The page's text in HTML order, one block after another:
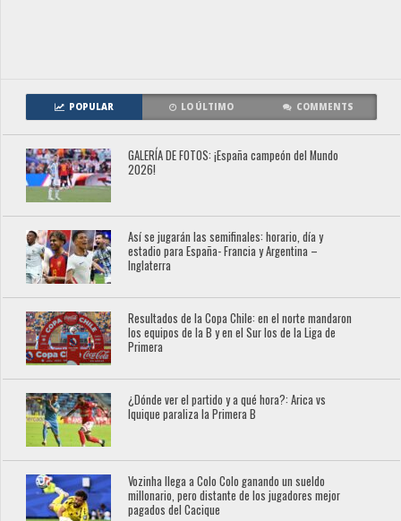
POPULAR LO ÚLTIMO COMMENTS
GALERÍA DE FOTOS: ¡España campeón del Mundo
2026!
Así se jugarán las semifinales: horario, día y
estadio para España- Francia y Argentina –
Inglaterra
Resultados de la Copa Chile: en el norte mandaron
los equipos de la B y en el Sur los de la Liga de
Primera
¿Dónde ver el partido y a qué hora?: Arica vs
Iquique paraliza la Primera B
Vozinha llega a Colo Colo ganando un sueldo
millonario, pero distante de los jugadores mejor
pagados del Cacique